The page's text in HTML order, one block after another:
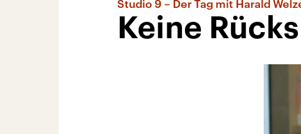
Studio 9 – Der Tag mit Harald
Keine